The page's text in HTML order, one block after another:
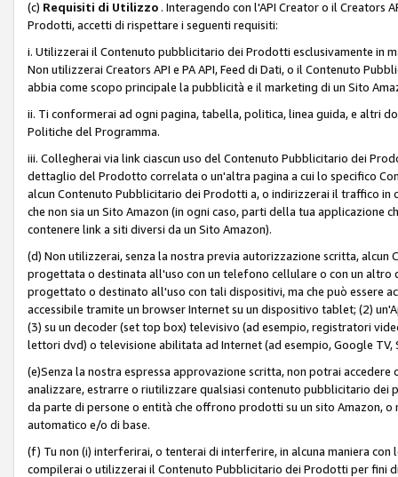
(c) Requisiti di Utilizzo . Interagendo con l'API Creator o il Creators
Prodotti, accetti di rispettare i seguenti requisiti:
i. Utilizzerai il Contenuto pubblicitario dei Prodotti esclusivamente in
Non utilizzerai Creators API e PA API, Feed di Dati, o il Contenuto
abbia come scopo principale la pubblicità e il marketing di un Sito
ii. Ti conformerai ad ogni pagina, tabella, politica, linea guida, e altri
Politiche del Programma.
iii. Collegherai via link ciascun uso del Contenuto Pubblicitario dei
dettaglio del Prodotto correlata o un'altra pagina a cui lo specifico
alcun Contenuto Pubblicitario dei Prodotti a, o indirizzerai il traffico in
che non sia un Sito Amazon (in ogni caso, parti della tua
contenere link a siti diversi da un Sito Amazon).
(d) Non utilizzerai, senza la nostra previa autorizzazione scritta,
progettata o destinata all'uso con un telefono cellulare o con un
progettato o destinato all'uso con tali dispositivi, ma che può essere
accessibile tramite un browser Internet su un dispositivo tablet; (2)
(3) su un decoder (set top box) televisivo (ad esempio, registratori
lettori dvd) o televisione abilitata ad Internet (ad esempio, Google TV,
(e)Senza la nostra espressa approvazione scritta, non potrai
analizzare, estrarre o riutilizzare qualsiasi contenuto pubblicitario
da parte di persone o entità che offrono prodotti su un sito Amazon,
automatico e/o di base.
(f) Tu non (i) interferirai, o tenterai di interferire, in alcuna maniera
compilerai o utilizzerai il Contenuto Pubblicitario dei Prodotti per